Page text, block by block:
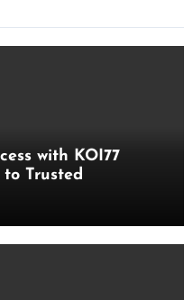
with KOI77
Trusted